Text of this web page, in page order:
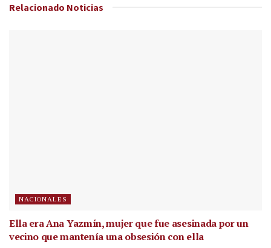
Relacionado Noticias
NACIONALES
Ella era Ana Yazmín, mujer que fue asesinada por un
vecino que mantenía una obsesión con ella